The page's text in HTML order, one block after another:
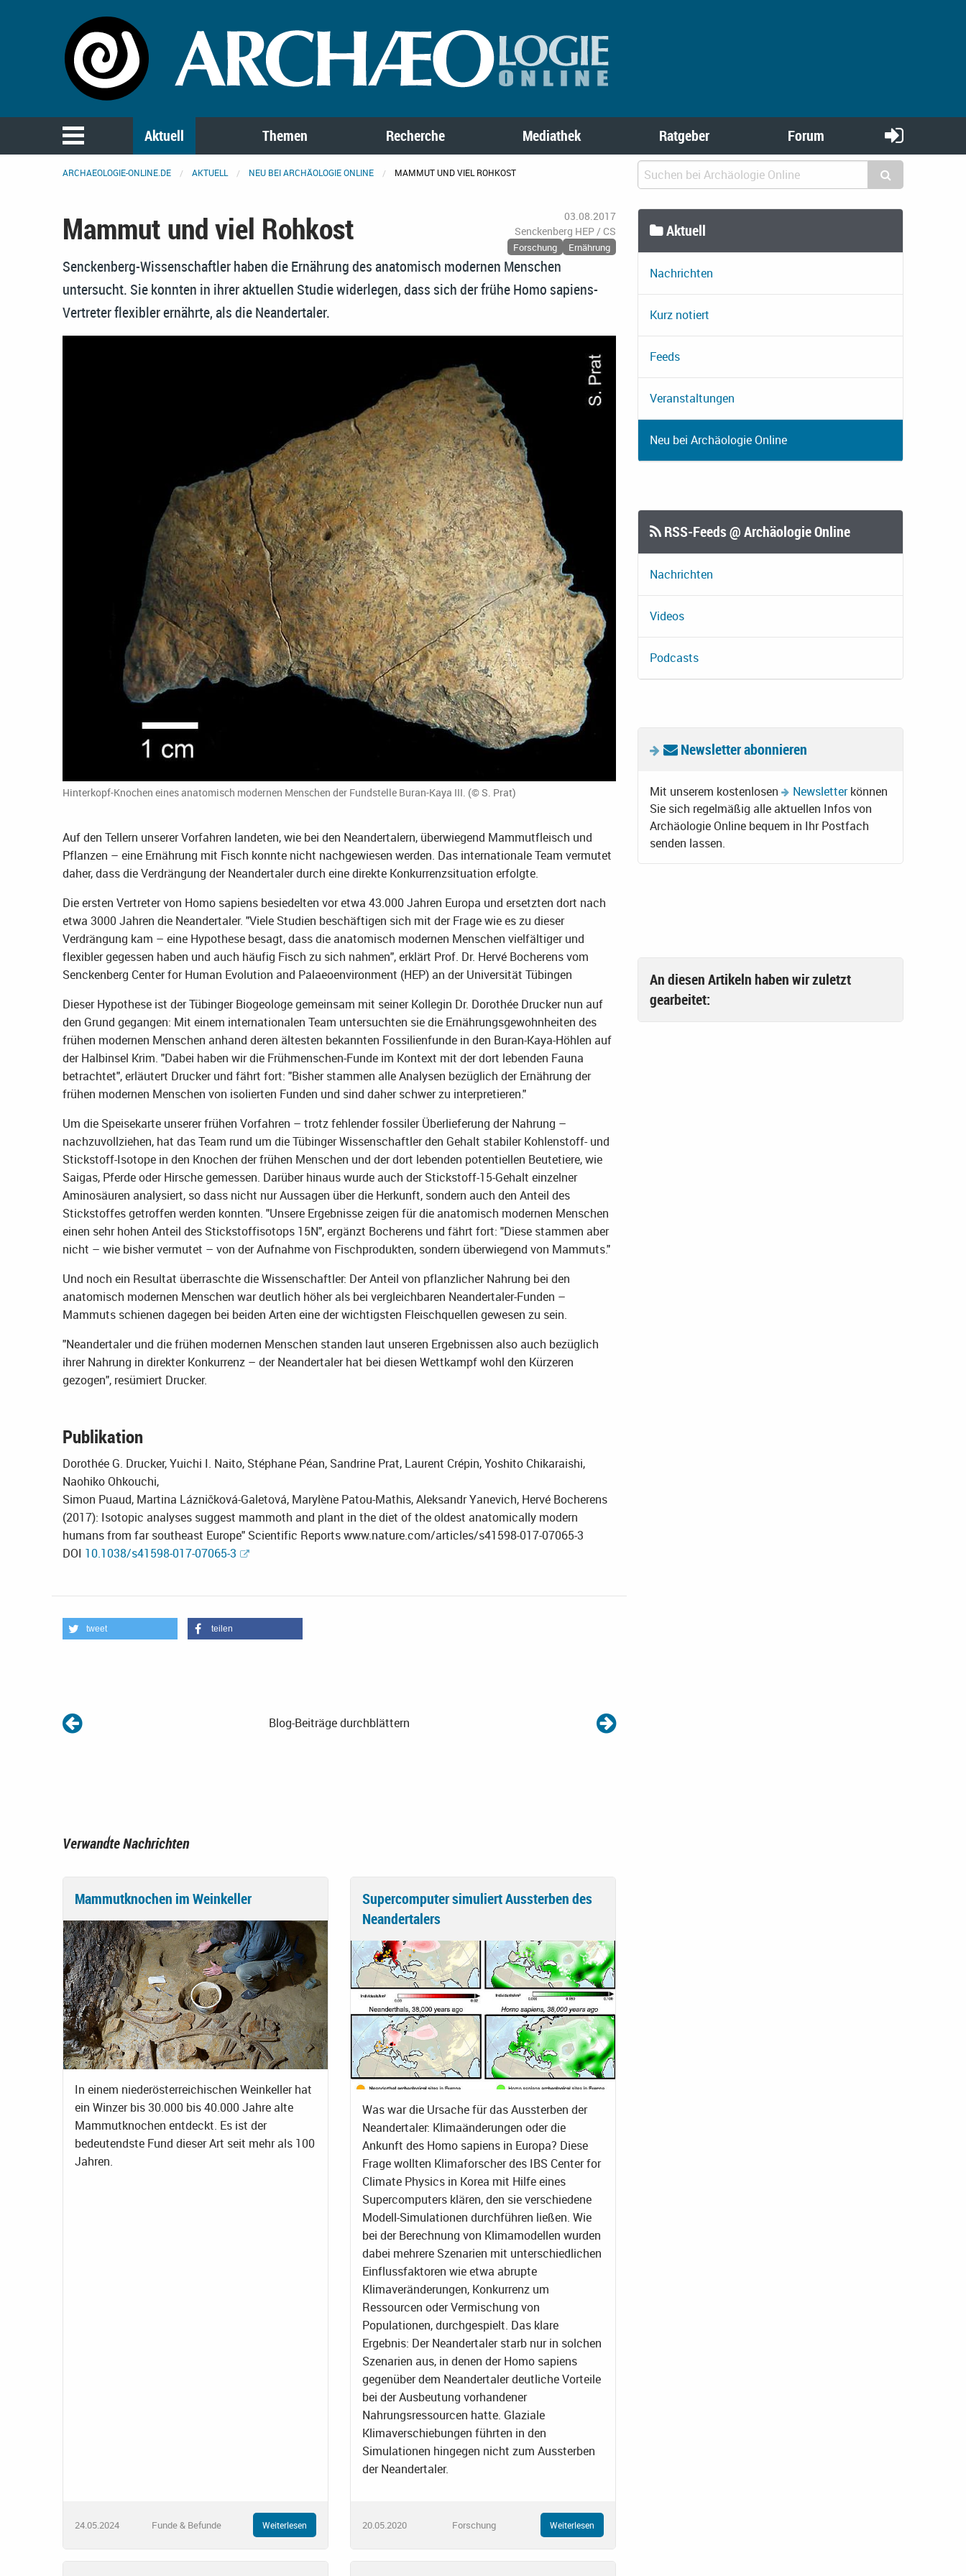
Aktuell Themen Recherche Mediathek Ratgeber Forum
ARCHAEOLOGIE-ONLINE.DE AKTUELL NEU BEI ARCHÄOLOGIE ONLINE MAMMUT UND VIEL ROHKOST
Mammut und viel Rohkost
03.08.2017
Senckenberg HEP / CS
Forschung Ernährung
Senckenberg-Wissenschaftler haben die Ernährung des anatomisch modernen Menschen
untersucht. Sie konnten in ihrer aktuellen Studie widerlegen, dass sich der frühe Homo sapiens-
Vertreter flexibler ernährte, als die Neandertaler.
Hinterkopf-Knochen eines anatomisch modernen Menschen der Fundstelle Buran-Kaya III. (© S. Prat)
Auf den Tellern unserer Vorfahren landeten, wie bei den Neandertalern, überwiegend Mammutfleisch und
Pflanzen – eine Ernährung mit Fisch konnte nicht nachgewiesen werden. Das internationale Team vermutet
daher, dass die Verdrängung der Neandertaler durch eine direkte Konkurrenzsituation erfolgte.
Die ersten Vertreter von Homo sapiens besiedelten vor etwa 43.000 Jahren Europa und ersetzten dort nach
etwa 3000 Jahren die Neandertaler. "Viele Studien beschäftigen sich mit der Frage wie es zu dieser
Verdrängung kam – eine Hypothese besagt, dass die anatomisch modernen Menschen vielfältiger und
flexibler gegessen haben und auch häufig Fisch zu sich nahmen", erklärt Prof. Dr. Hervé Bocherens vom
Senckenberg Center for Human Evolution and Palaeoenvironment (HEP) an der Universität Tübingen
Dieser Hypothese ist der Tübinger Biogeologe gemeinsam mit seiner Kollegin Dr. Dorothée Drucker nun auf
den Grund gegangen: Mit einem internationalen Team untersuchten sie die Ernährungsgewohnheiten des
frühen modernen Menschen anhand deren ältesten bekannten Fossilienfunde in den Buran-Kaya-Höhlen auf
der Halbinsel Krim. "Dabei haben wir die Frühmenschen-Funde im Kontext mit der dort lebenden Fauna
betrachtet", erläutert Drucker und fährt fort: "Bisher stammen alle Analysen bezüglich der Ernährung der
frühen modernen Menschen von isolierten Funden und sind daher schwer zu interpretieren."
Um die Speisekarte unserer frühen Vorfahren – trotz fehlender fossiler Überlieferung der Nahrung –
nachzuvollziehen, hat das Team rund um die Tübinger Wissenschaftler den Gehalt stabiler Kohlenstoff- und
Stickstoff-Isotope in den Knochen der frühen Menschen und der dort lebenden potentiellen Beutetiere, wie
Saigas, Pferde oder Hirsche gemessen. Darüber hinaus wurde auch der Stickstoff-15-Gehalt einzelner
Aminosäuren analysiert, so dass nicht nur Aussagen über die Herkunft, sondern auch den Anteil des
Stickstoffes getroffen werden konnten. "Unsere Ergebnisse zeigen für die anatomisch modernen Menschen
einen sehr hohen Anteil des Stickstoffisotops 15N", ergänzt Bocherens und fährt fort: "Diese stammen aber
nicht – wie bisher vermutet – von der Aufnahme von Fischprodukten, sondern überwiegend von Mammuts."
Und noch ein Resultat überraschte die Wissenschaftler: Der Anteil von pflanzlicher Nahrung bei den
anatomisch modernen Menschen war deutlich höher als bei vergleichbaren Neandertaler-Funden –
Mammuts schienen dagegen bei beiden Arten eine der wichtigsten Fleischquellen gewesen zu sein.
"Neandertaler und die frühen modernen Menschen standen laut unseren Ergebnissen also auch bezüglich
ihrer Nahrung in direkter Konkurrenz – der Neandertaler hat bei diesen Wettkampf wohl den Kürzeren
gezogen", resümiert Drucker.
Publikation
Dorothée G. Drucker, Yuichi I. Naito, Stéphane Péan, Sandrine Prat, Laurent Crépin, Yoshito Chikaraishi,
Naohiko Ohkouchi,
Simon Puaud, Martina Lázničková-Galetová, Marylène Patou-Mathis, Aleksandr Yanevich, Hervé Bocherens
(2017): Isotopic analyses suggest mammoth and plant in the diet of the oldest anatomically modern
humans from far southeast Europe" Scientific Reports www.nature.com/articles/s41598-017-07065-3
DOI 10.1038/s41598-017-07065-3
tweet teilen
Blog-Beiträge durchblättern
Verwandte Nachrichten
Mammutknochen im Weinkeller
In einem niederösterreichischen Weinkeller hat
ein Winzer bis 30.000 bis 40.000 Jahre alte
Mammutknochen entdeckt. Es ist der
bedeutendste Fund dieser Art seit mehr als 100
Jahren.
24.05.2024 Funde & Befunde Weiterlesen
Supercomputer simuliert Aussterben des
Neandertalers
Was war die Ursache für das Aussterben der
Neandertaler: Klimaänderungen oder die
Ankunft des Homo sapiens in Europa? Diese
Frage wollten Klimaforscher des IBS Center for
Climate Physics in Korea mit Hilfe eines
Supercomputers klären, den sie verschiedene
Modell-Simulationen durchführen ließen. Wie
bei der Berechnung von Klimamodellen wurden
dabei mehrere Szenarien mit unterschiedlichen
Einflussfaktoren wie etwa abrupte
Klimaveränderungen, Konkurrenz um
Ressourcen oder Vermischung von
Populationen, durchgespielt. Das klare
Ergebnis: Der Neandertaler starb nur in solchen
Szenarien aus, in denen der Homo sapiens
gegenüber dem Neandertaler deutliche Vorteile
bei der Ausbeutung vorhandener
Nahrungsressourcen hatte. Glaziale
Klimaverschiebungen führten in den
Simulationen hingegen nicht zum Aussterben
der Neandertaler.
20.05.2020 Forschung Weiterlesen
Aktuell
Nachrichten
Kurz notiert
Feeds
Veranstaltungen
Neu bei Archäologie Online
RSS-Feeds @ Archäologie Online
Nachrichten
Videos
Podcasts
Newsletter abonnieren
Mit unserem kostenlosen Newsletterkönnen
Sie sich regelmäßig alle aktuellen Infos von
Archäologie Online bequem in Ihr Postfach
senden lassen.
An diesen Artikeln haben wir zuletzt
gearbeitet: